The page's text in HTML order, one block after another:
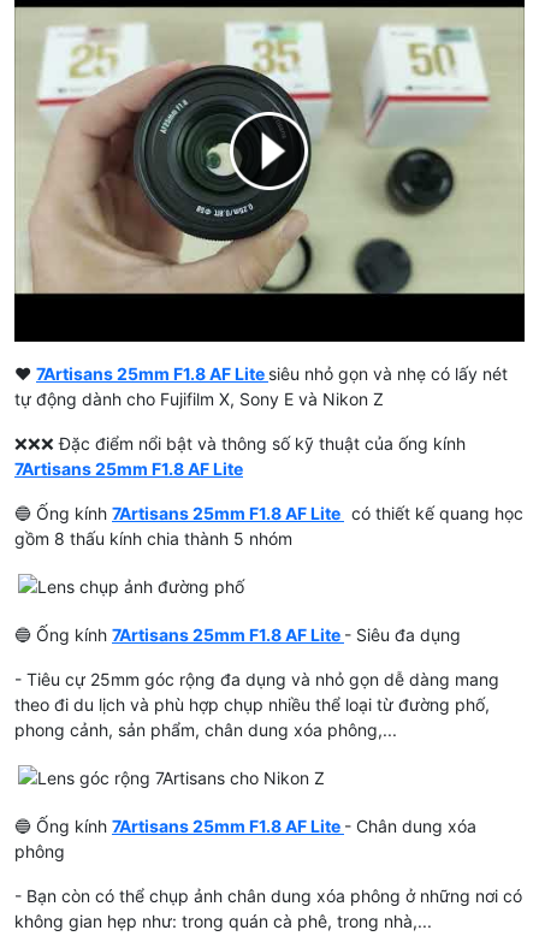
♥️ 7Artisans 25mm F1.8 AF Lite siêu nhỏ gọn và nhẹ có lấy nét
tự động dành cho Fujifilm X, Sony E và Nikon Z
❌❌❌ Đặc điểm nổi bật và thông số kỹ thuật của ống kính
7Artisans 25mm F1.8 AF Lite
🔵 Ống kính 7Artisans 25mm F1.8 AF Lite có thiết kế quang học
gồm 8 thấu kính chia thành 5 nhóm
🔵 Ống kính 7Artisans 25mm F1.8 AF Lite - Siêu đa dụng
- Tiêu cự 25mm góc rộng đa dụng và nhỏ gọn dễ dàng mang
theo đi du lịch và phù hợp chụp nhiều thể loại từ đường phố,
phong cảnh, sản phẩm, chân dung xóa phông,...
🔵 Ống kính 7Artisans 25mm F1.8 AF Lite - Chân dung xóa
phông
- Bạn còn có thể chụp ảnh chân dung xóa phông ở những nơi có
không gian hẹp như: trong quán cà phê, trong nhà,...